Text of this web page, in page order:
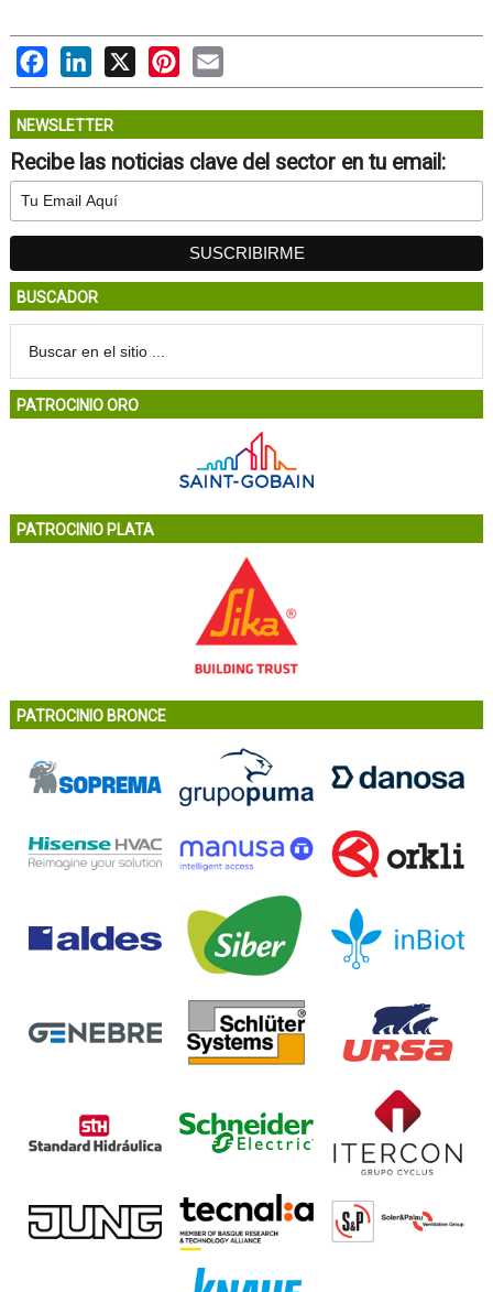
FacebookLinkedIn
X PinterestEmail
NEWSLETTER
Recibe las noticias clave del sector en tu email:
BUSCADOR
PATROCINIO ORO
PATROCINIO PLATA
PATROCINIO BRONCE